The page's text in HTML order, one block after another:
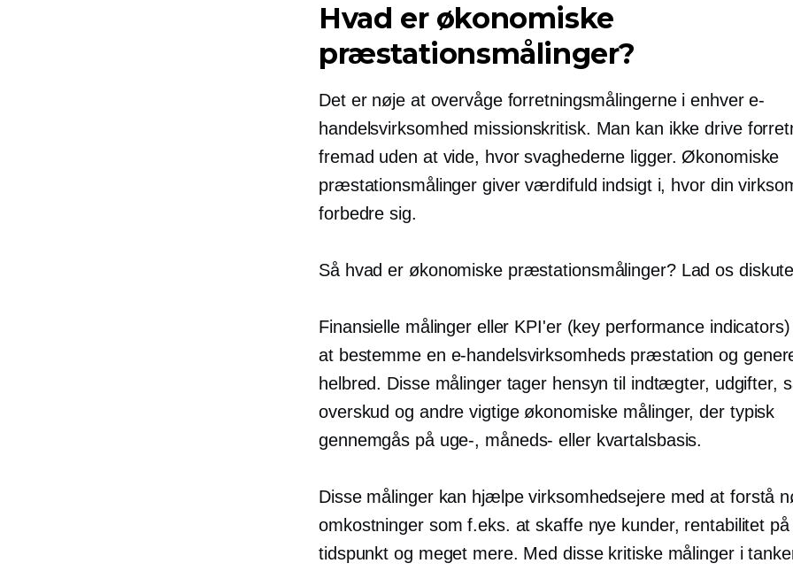
Hvad er økonomiske
præstationsmålinger?
Det er nøje at overvåge forretningsmålingerne i enhver e-
handelsvirksomhed missionskritisk. Man kan ikke drive
fremad uden at vide, hvor svaghederne ligger. Økonomiske
præstationsmålinger giver værdifuld indsigt i, hvor din
forbedre sig.
Så hvad er økonomiske præstationsmålinger? Lad os
Finansielle målinger eller KPI'er (key performance indicators)
at bestemme en e-handelsvirksomheds præstation og
helbred. Disse målinger tager hensyn til indtægter, udgifter,
overskud og andre vigtige økonomiske målinger, der typisk
gennemgås på uge-, måneds- eller kvartalsbasis.
Disse målinger kan hjælpe virksomhedsejere med at forstå
omkostninger som f.eks. at skaffe nye kunder, rentabilitet
tidspunkt og meget mere. Med disse kritiske målinger i